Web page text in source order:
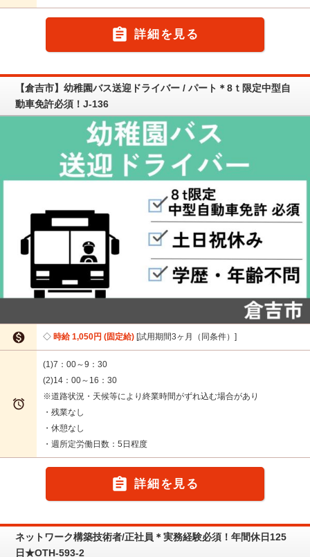
 詳細を見る
【倉吉市】幼稚園バス送迎ドライバー / パート＊8ｔ限定中型自
動車免許必須！J-136
 時給 1,050円 (固定給) 試用期間3ヶ月（同条件）

(1)7：00～9：30
(2)14：00～16：30
※道路状況・天候等により終業時間がずれ込む場合があり
・残業なし
・休憩なし
・週所定労働日数：5日程度
 詳細を見る
ネットワーク構築技術者/正社員＊実務経験必須！年間休日125
日★OTH-593-2